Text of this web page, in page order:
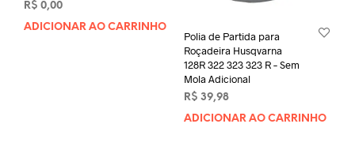
R$ 0,00
ADICIONAR AO CARRINHO
Polia de Partida para
Roçadeira Husqvarna
128R 322 323 323 R – Sem
Mola Adicional
R$ 39,98
ADICIONAR AO CARRINHO